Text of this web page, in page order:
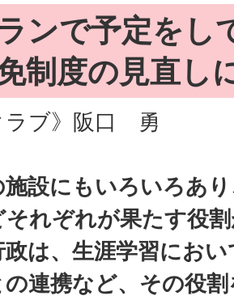
ンで予定をし
制度の見直
ラブ》阪口 勇
施設にもいろいろあ
れぞれが果たす役
は、生涯学習にお
連携など、その役